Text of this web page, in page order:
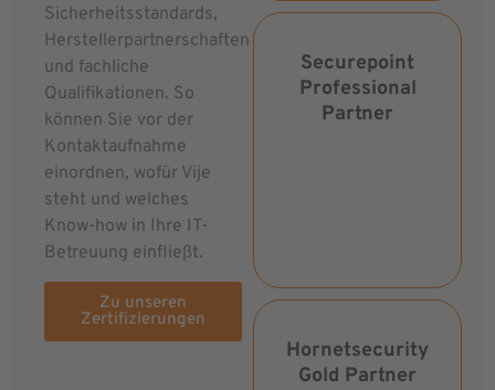
Sicherheitsstandards,
Herstellerpartnerschaften
und fachliche
Qualifikationen. So
können Sie vor der
Kontaktaufnahme
einordnen, wofür Vije
steht und welches
Know-how in Ihre IT-
Betreuung einfließt.
Zu unseren
Zertifizierungen
Securepoint
Professional
Partner
Hornetsecurity
Gold Partner